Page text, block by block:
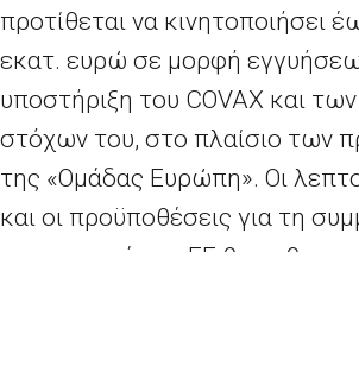
προτίθεται να κινητοποιήσει
εκατ. ευρώ σε μορφή
υποστήριξη του COVAX και
στόχων του, στο πλαίσιο των
της «Ομάδας Ευρώπη». Οι
και οι προϋποθέσεις για τη
συνεισφορά της ΕΕ θα